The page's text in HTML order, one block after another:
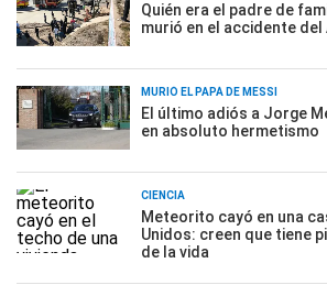
Quién era el padre de
murió en el accidente
MURIÓ EL PAPÁ DE MESSI
El último adiós a Jorge
en absoluto hermetismo
CIENCIA
Meteorito cayó en una
Unidos: creen que tiene
de la vida